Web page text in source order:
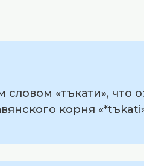
«тъкати», что
корня